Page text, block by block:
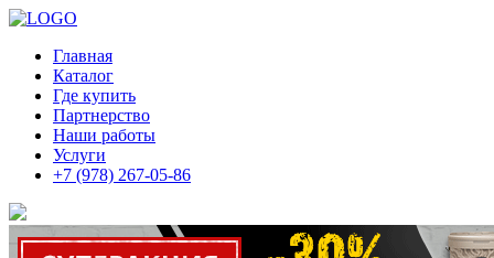
Главная
Каталог
Где купить
Партнерство
Наши работы
Услуги
+7 (978) 267-05-86